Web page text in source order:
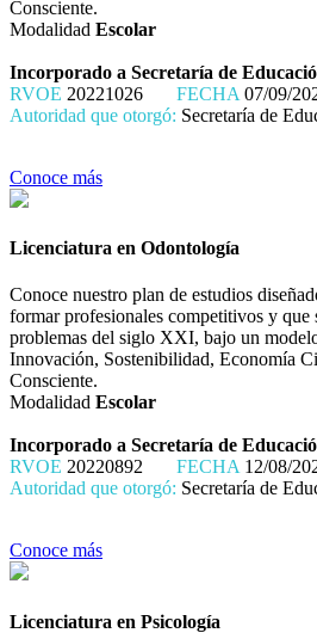
Consciente.
Modalidad Escolar
Incorporado a Secretaría de
RVOE 20221026 FECHA 07/09/
Autoridad que otorgó: Secretaría de
Conoce más
Licenciatura en Odontología
Conoce nuestro plan de estudios
formar profesionales competitivos y que
problemas del siglo XXI, bajo un
Innovación, Sostenibilidad, Economía
Consciente.
Modalidad Escolar
Incorporado a Secretaría de
RVOE 20220892 FECHA 12/08/
Autoridad que otorgó: Secretaría de
Conoce más
Licenciatura en Psicología